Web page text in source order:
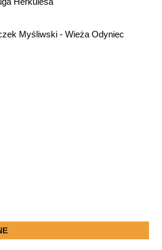
Myśliwski - Wieża Odyniec